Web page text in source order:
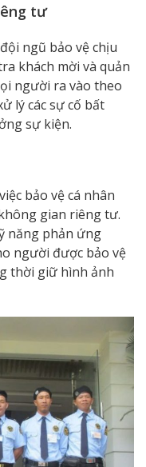
tư
ngũ bảo vệ chịu
khách mời và quản
người ra vào theo
lý các sự cố bất
sự kiện.
bảo vệ cá nhân
gian riêng tư.
năng phản ứng
người được bảo vệ
thời giữ hình ảnh